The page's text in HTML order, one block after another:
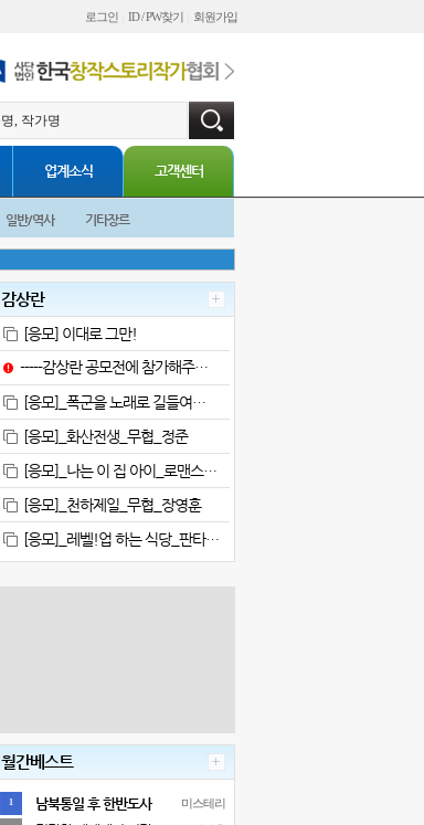
로그인 ID / PW찾기 회원가입
업계소식 고객센터
일반/역사 기타장르
감상란
[응모] 이대로 그만!
-----감상란 공모전에 참가해주…
[응모]_폭군을 노래로 길들여…
[응모]_화산전생_무협_정준
[응모]_나는 이 집 아이_로맨스…
[응모]_천하제일_무협_장영훈
[응모]_레벨!업 하는 식당_판타…
월간베스트
1 남북통일 후 한반도사 미스테리